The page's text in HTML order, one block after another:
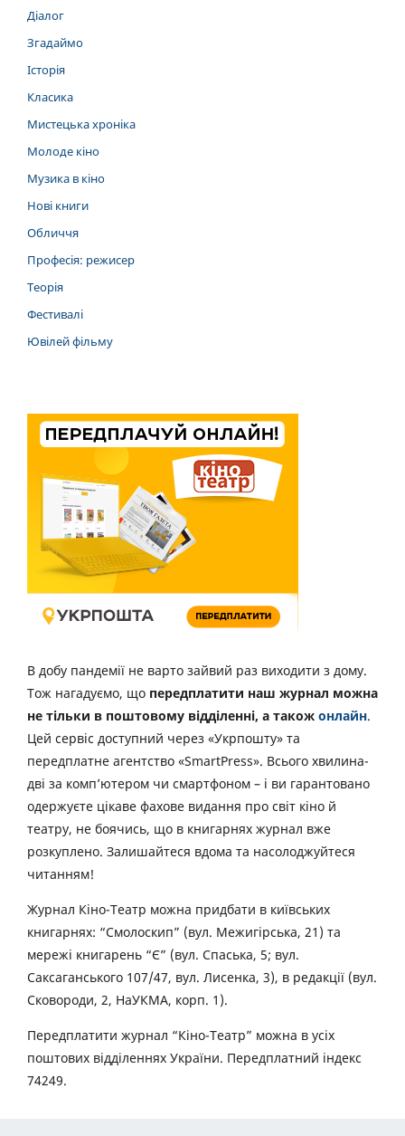
Діалог
Згадаймо
Історія
Класика
Мистецька хроніка
Молоде кіно
Музика в кіно
Нові книги
Обличчя
Професія: режисер
Теорія
Фестивалі
Ювілей фільму
В добу пандемії не варто зайвий раз виходити з дому.
Тож нагадуємо, що передплатити наш журнал можна
не тільки в поштовому відділенні, а також онлайн.
Цей сервіс доступний через «Укрпошту» та
передплатне агентство «SmartPress». Всього хвилина-
дві за комп’ютером чи смартфоном – і ви гарантовано
одержуєте цікаве фахове видання про світ кіно й
театру, не боячись, що в книгарнях журнал вже
розкуплено. Залишайтеся вдома та насолоджуйтеся
читанням!
Журнал Кіно-Театр можна придбати в київських
книгарнях: “Смолоскип” (вул. Межигірська, 21) та
мережі книгарень “Є” (вул. Спаська, 5; вул.
Саксаганського 107/47, вул. Лисенка, 3), в редакції (вул.
Сковороди, 2, НаУКМА, корп. 1).
Передплатити журнал “Кіно-Театр” можна в усіх
поштових відділеннях України. Передплатний індекс
74249.